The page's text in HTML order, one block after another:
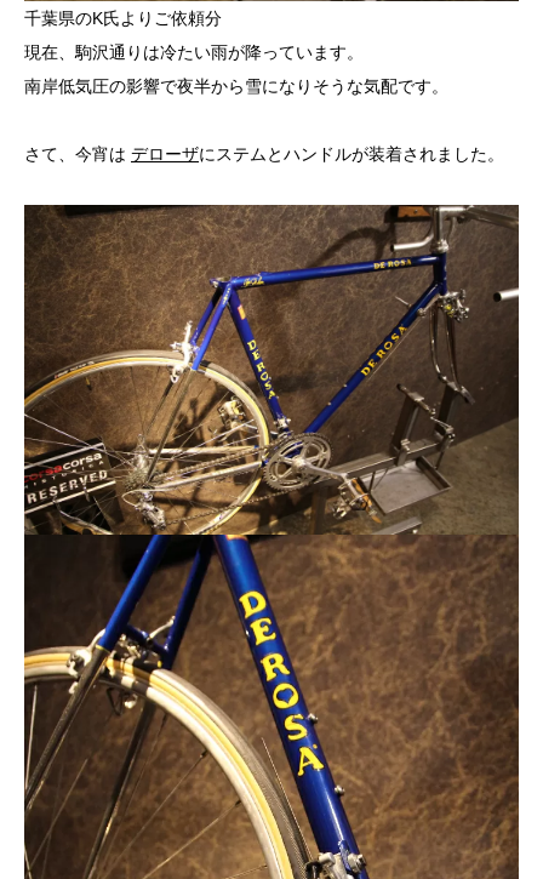
千葉県のK氏よりご依頼分
現在、駒沢通りは冷たい雨が降っています。
南岸低気圧の影響で夜半から雪になりそうな気配です。
さて、今宵は デローザにステムとハンドルが装着されました。